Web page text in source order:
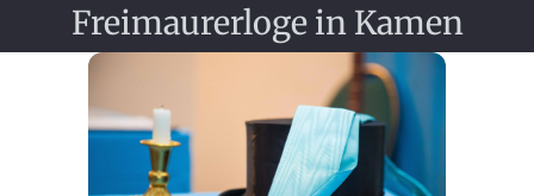
Freimaurerloge in Kamen